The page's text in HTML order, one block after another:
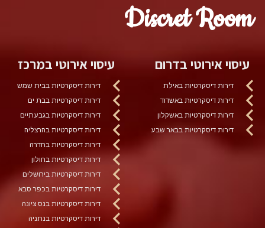
Discret Room
עיסוי אירוטי בדרום
דירות דיסקרטיות באילת
דירות דיסקרטיות באשדוד
דירות דיסקרטיות באשקלון
דירות דיסקרטיות בבאר שבע
עיסוי אירוטי במרכז
דירות דיסקרטיות בבית שמש
דירות דיסקרטיות בבת ים
דירות דיסקרטיות בגבעתיים
דירות דיסקרטיות בהרצליה
דירות דיסקרטיות בחדרה
דירות דיסקרטיות בחולון
דירות דיסקרטיות בירושלים
דירות דיסקרטיות בכפר סבא
דירות דיסקרטיות בנס ציונה
דירות דיסקרטיות בנתניה